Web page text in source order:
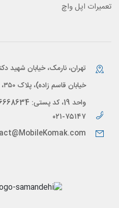
تعمیرات اپل واچ
تهران، نارمک، خیابان شهید
واحد 19، کد پستی: 1646668634
۰۲۱-۷۵۱۴۷